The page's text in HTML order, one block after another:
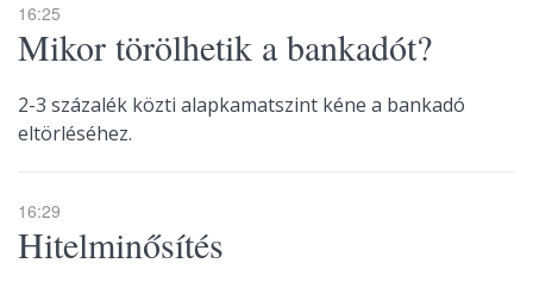
16:25
Mikor törölhetik a bankadót?
2-3 százalék közti alapkamatszint kéne a bankadó
eltörléséhez.
16:29
Hitelminősítés